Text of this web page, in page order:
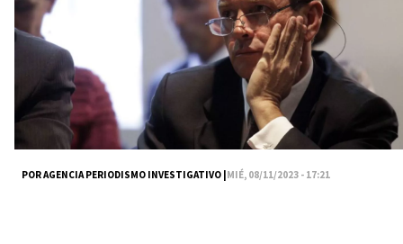
POR AGENCIA PERIODISMO INVESTIGATIVO |MIÉ, 08/11/2023 - 17:21